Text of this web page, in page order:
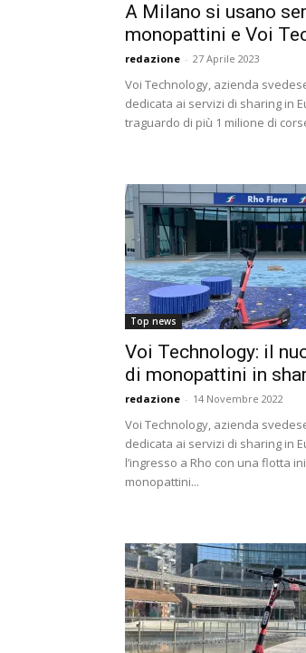
A Milano si usano
monopattini e Voi
redazione - 27 Aprile 2023
Voi Technology, azienda
dedicata ai servizi di sharing in
traguardo di più 1 milione di
Top news
Voi Technology: il
di monopattini in
redazione - 14 Novembre 2022
Voi Technology, azienda
dedicata ai servizi di sharing in
l’ingresso a Rho con una flotta
monopattini...